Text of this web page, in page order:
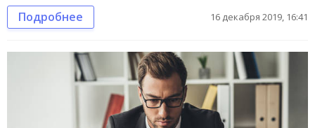
Подробнее 16 декабря 2019, 16:41